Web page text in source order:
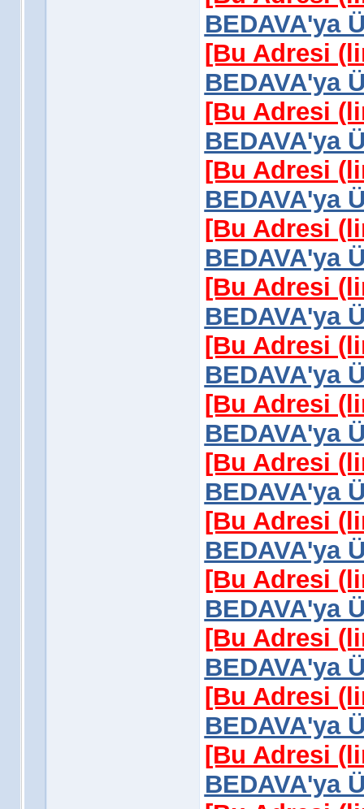
BEDAVA'ya
[Bu Adresi
BEDAVA'ya
[Bu Adresi
BEDAVA'ya
[Bu Adresi
BEDAVA'ya
[Bu Adresi
BEDAVA'ya
[Bu Adresi
BEDAVA'ya
[Bu Adresi
BEDAVA'ya
[Bu Adresi
BEDAVA'ya
[Bu Adresi
BEDAVA'ya
[Bu Adresi
BEDAVA'ya
[Bu Adresi
BEDAVA'ya
[Bu Adresi
BEDAVA'ya
[Bu Adresi
BEDAVA'ya
[Bu Adresi
BEDAVA'ya